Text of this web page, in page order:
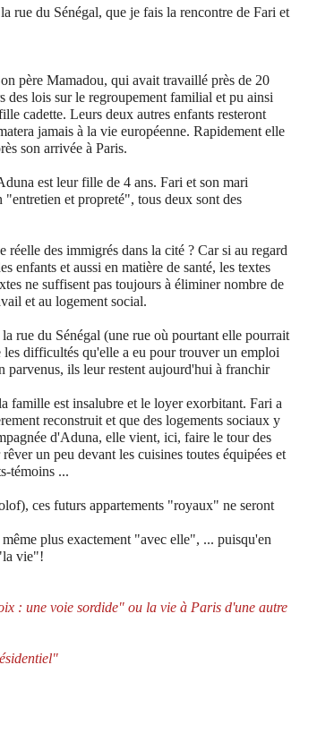
rue du Sénégal, que je fais la rencontre de Fari et
père Mamadou, qui avait travaillé près de 20
des lois sur le regroupement familial et pu ainsi
cadette. Leurs deux autres enfants resteront
jamais à la vie européenne. Rapidement elle
son arrivée à Paris.
est leur fille de 4 ans. Fari et son mari
"entretien et propreté", tous deux sont des
des immigrés dans la cité ? Car si au regard
enfants et aussi en matière de santé, les textes
ne suffisent pas toujours à éliminer nombre de
et au logement social.
rue du Sénégal (une rue où pourtant elle pourrait
difficultés qu'elle a eu pour trouver un emploi
parvenus, ils leur restent aujourd'hui à franchir
famille est insalubre et le loyer exorbitant. Fari a
reconstruit et que des logements sociaux y
d'Aduna, elle vient, ici, faire le tour des
un peu devant les cuisines toutes équipées et
témoins ...
ces futurs appartements "royaux" ne seront
plus exactement "avec elle", ... puisqu'en
vie"!
: une voie sordide" ou la vie à Paris d'une autre